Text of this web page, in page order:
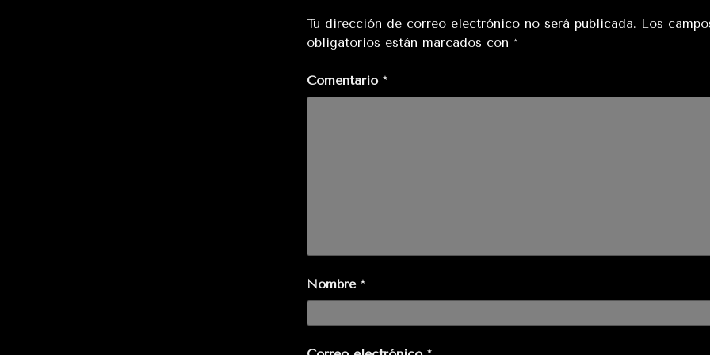
Tu dirección de correo electrónico no será publicada. Los
obligatorios están marcados con *
Comentario *
Nombre *